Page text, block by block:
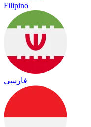
Filipino
فارسی